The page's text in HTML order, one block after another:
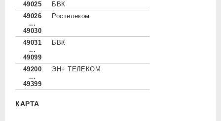
49025
БВК
49026
...
49030
Ростелеком
49031
...
49099
БВК
49200
...
49399
ЭН+ ТЕЛЕКОМ
КАРТА